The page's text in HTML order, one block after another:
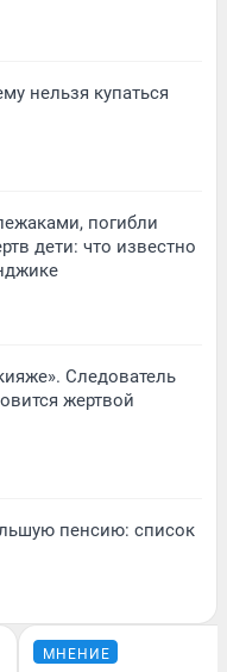
нельзя купаться
погибли
дети: что известно
Следователь
жертвой
пенсию: список
МНЕНИЕ